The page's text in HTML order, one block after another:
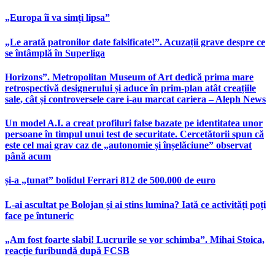
„Europa îi va simți lipsa”
„Le arată patronilor date falsificate!”. Acuzații grave despre ce
se întâmplă în Superliga
Horizons”. Metropolitan Museum of Art dedică prima mare
retrospectivă designerului și aduce în prim-plan atât creațiile
sale, cât și controversele care i-au marcat cariera – Aleph News
Un model A.I. a creat profiluri false bazate pe identitatea unor
persoane în timpul unui test de securitate. Cercetătorii spun că
este cel mai grav caz de „autonomie și înșelăciune” observat
până acum
și-a „tunat” bolidul Ferrari 812 de 500.000 de euro
L-ai ascultat pe Bolojan și ai stins lumina? Iată ce activități poți
face pe întuneric
„Am fost foarte slabi! Lucrurile se vor schimba”. Mihai Stoica,
reacție furibundă după FCSB